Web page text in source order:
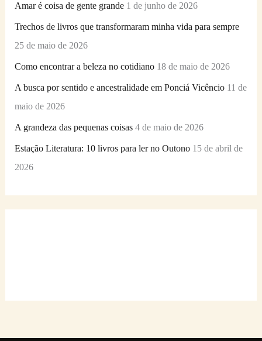
Amar é coisa de gente grande 1 de junho de 2026
Trechos de livros que transformaram minha vida para sempre
25 de maio de 2026
Como encontrar a beleza no cotidiano 18 de maio de 2026
A busca por sentido e ancestralidade em Ponciá Vicêncio 11 de
maio de 2026
A grandeza das pequenas coisas 4 de maio de 2026
Estação Literatura: 10 livros para ler no Outono 15 de abril de
2026